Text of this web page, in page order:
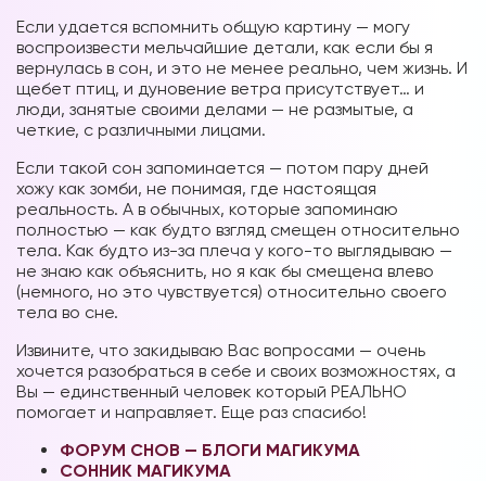
Если удается вспомнить общую картину — могу
воспроизвести мельчайшие детали, как если бы я
вернулась в сон, и это не менее реально, чем жизнь. И
щебет птиц, и дуновение ветра присутствует… и
люди, занятые своими делами — не размытые, а
четкие, с различными лицами.
Если такой сон запоминается — потом пару дней
хожу как зомби, не понимая, где настоящая
реальность. А в обычных, которые запоминаю
полностью — как будто взгляд смещен относительно
тела. Как будто из-за плеча у кого-то выглядываю —
не знаю как объяснить, но я как бы смещена влево
(немного, но это чувствуется) относительно своего
тела во сне.
Извините, что закидываю Вас вопросами — очень
хочется разобраться в себе и своих возможностях, а
Вы — единственный человек который РЕАЛЬНО
помогает и направляет. Еще раз спасибо!
ФОРУМ СНОВ — БЛОГИ МАГИКУМА
СОННИК МАГИКУМА